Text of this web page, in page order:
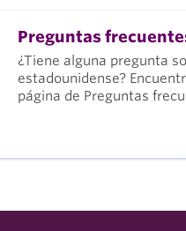
Preguntas
¿Tiene alguna pregunta
estadounidense?
página de Preguntas